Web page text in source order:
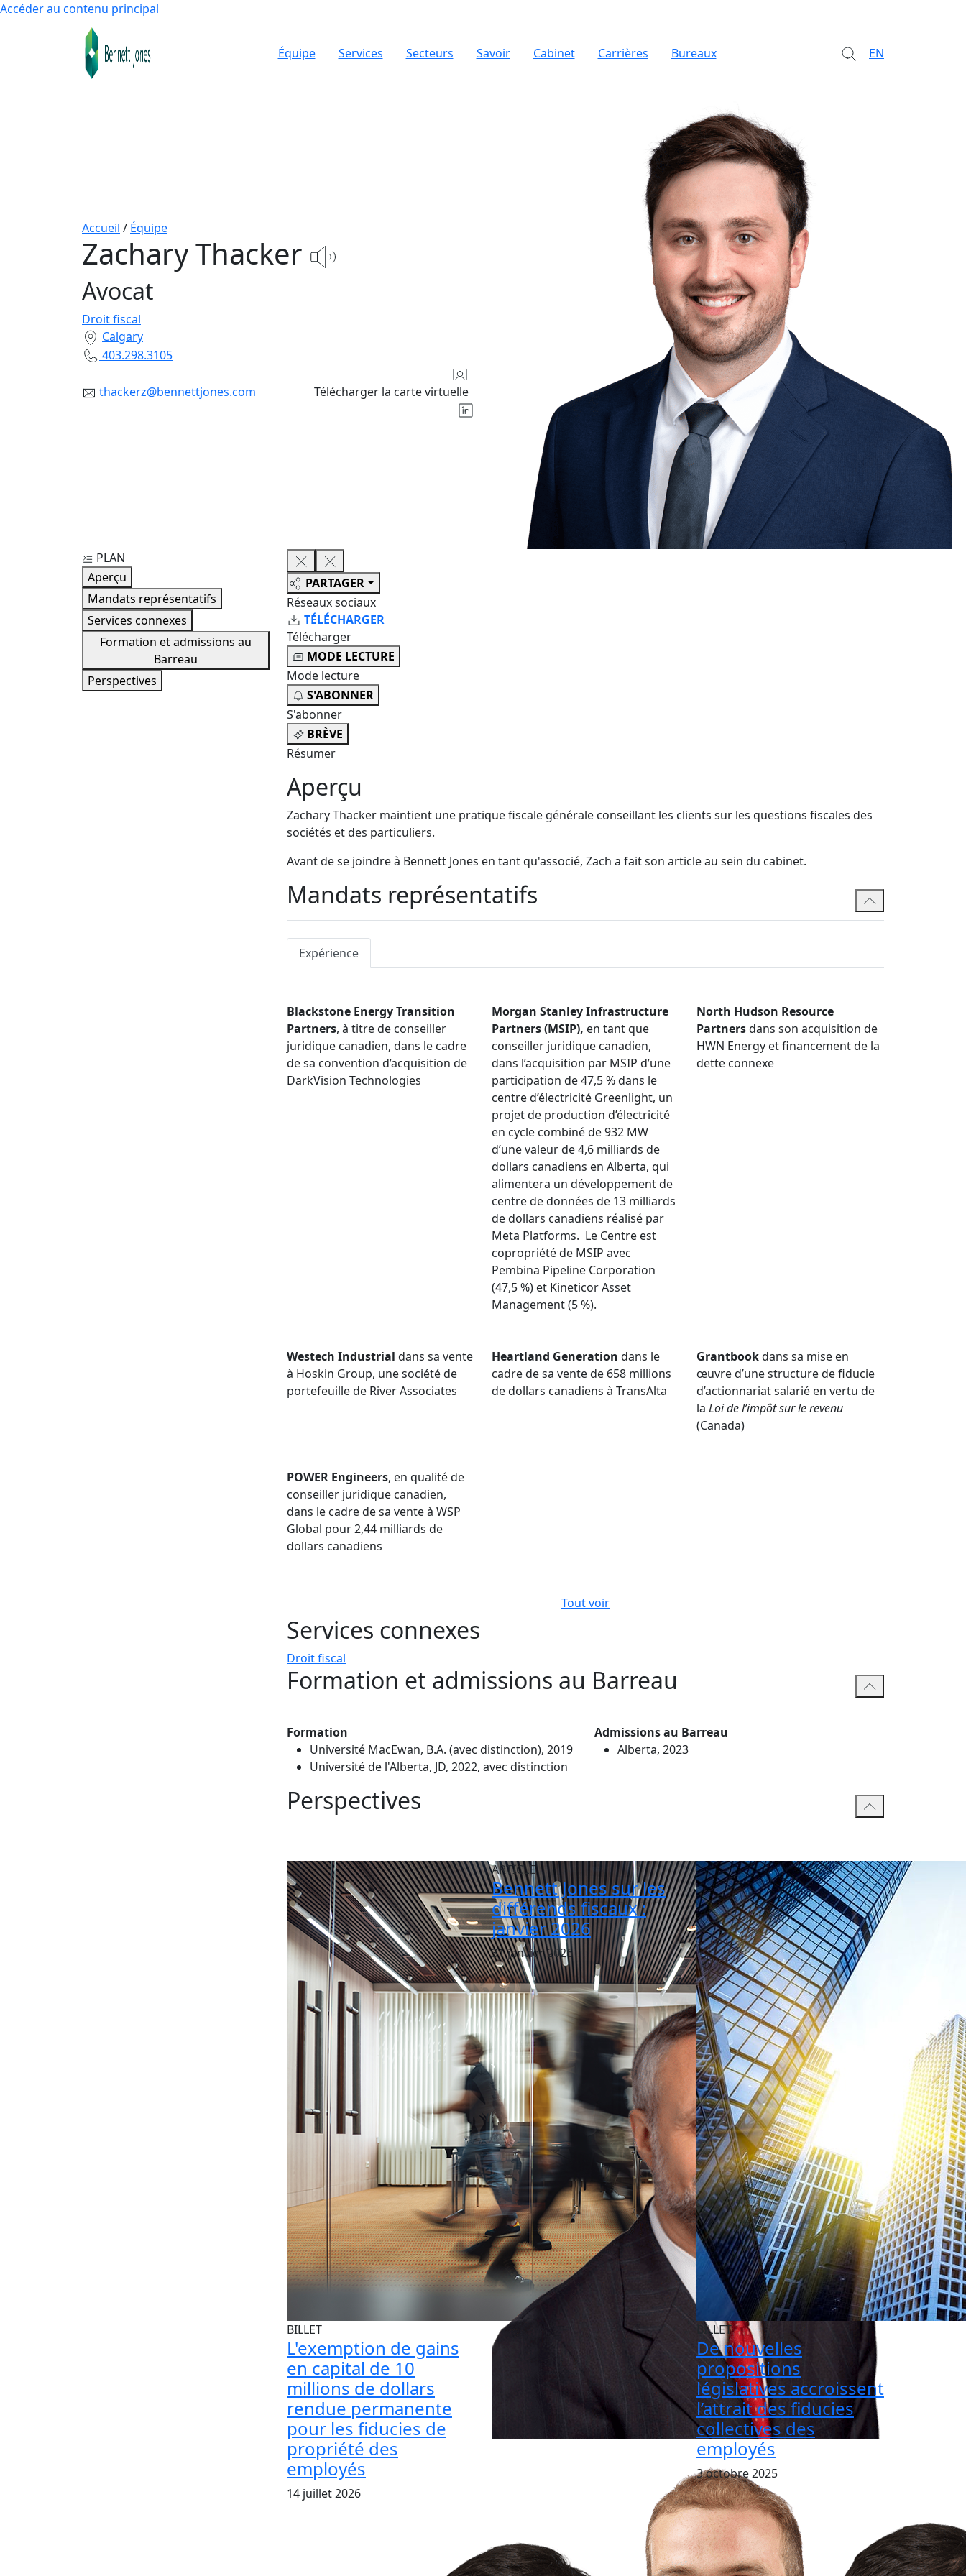
Accéder au contenu principal
Équipe Services Secteurs Savoir Cabinet Carrières Bureaux EN
Accueil / Équipe
Zachary Thacker
Avocat
Droit fiscal
Calgary
403.298.3105
thackerz@bennettjones.com Télécharger la carte virtuelle
PLAN
Aperçu
Mandats représentatifs
Services connexes
Formation et admissions au
Barreau
Perspectives
PARTAGER
Réseaux sociaux
TÉLÉCHARGER
Télécharger
MODE LECTURE
Mode lecture
S'ABONNER
S'abonner
BRÈVE
Résumer
Aperçu
Zachary Thacker maintient une pratique fiscale générale conseillant les clients sur les questions fiscales des
sociétés et des particuliers.
Avant de se joindre à Bennett Jones en tant qu'associé, Zach a fait son article au sein du cabinet.
Mandats représentatifs
Expérience
Blackstone Energy Transition
Partners, à titre de conseiller
juridique canadien, dans le cadre
de sa convention d’acquisition de
DarkVision Technologies
Morgan Stanley Infrastructure
Partners (MSIP), en tant que
conseiller juridique canadien,
dans l’acquisition par MSIP d’une
participation de 47,5 % dans le
centre d’électricité Greenlight, un
projet de production d’électricité
en cycle combiné de 932 MW
d’une valeur de 4,6 milliards de
dollars canadiens en Alberta, qui
alimentera un développement de
centre de données de 13 milliards
de dollars canadiens réalisé par
Meta Platforms. Le Centre est
copropriété de MSIP avec
Pembina Pipeline Corporation
(47,5 %) et Kineticor Asset
Management (5 %).
North Hudson Resource
Partnersdans son acquisition de
HWN Energy et financement de la
dette connexe
Westech Industrial dans sa vente
à Hoskin Group, une société de
portefeuille de River Associates
Heartland Generation dans le
cadre de sa vente de 658 millions
de dollars canadiens à TransAlta
Grantbookdans sa mise en
œuvre d’une structure de fiducie
d’actionnariat salarié en vertu de
la Loi de l’impôt sur le revenu
(Canada)
POWER Engineers, en qualité de
conseiller juridique canadien,
dans le cadre de sa vente à WSP
Global pour 2,44 milliards de
dollars canadiens
Tout voir
Services connexes
Droit fiscal
Formation et admissions au Barreau
Formation
Université MacEwan, B.A. (avec distinction), 2019
Université de l'Alberta, JD, 2022, avec distinction
Admissions au Barreau
Alberta, 2023
Perspectives
BILLET
L'exemption de gains
en capital de 10
millions de dollars
rendue permanente
pour les fiducies de
propriété des
employés
14 juillet 2026
ARTICLE
Bennett Jones sur les
différends fiscaux :
janvier 2026
31 janvier 2026
BILLET
De nouvelles
propositions
législatives accroissent
l’attrait des fiducies
collectives des
employés
3 octobre 2025